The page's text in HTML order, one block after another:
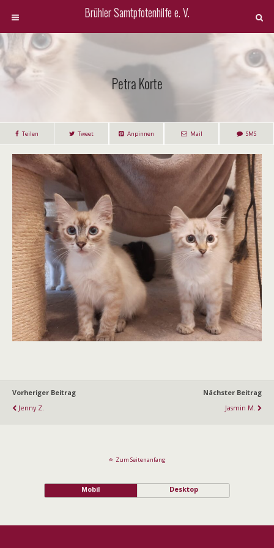
Brühler Samtpfotenhilfe e. V.
Petra Korte
Teilen Tweet Anpinnen Mail SMS
Vorheriger Beitrag
Jenny Z.
Nächster Beitrag
Jasmin M.
Zum Seitenanfang
Mobil Desktop